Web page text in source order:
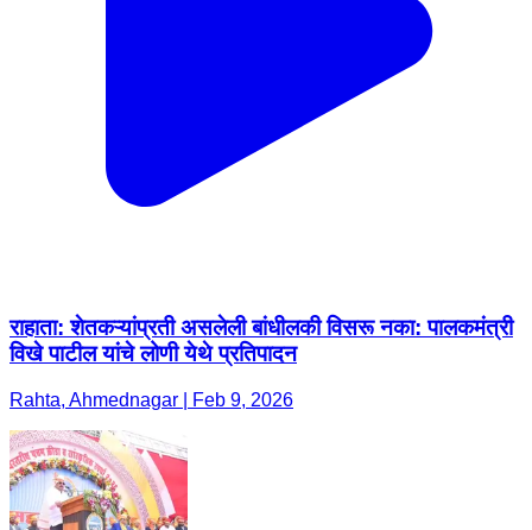
राहाता: शेतकऱ्यांप्रती असलेली बांधीलकी विसरू नका: पालकमंत्री
विखे पाटील यांचे लोणी येथे प्रतिपादन
Rahta, Ahmednagar | Feb 9, 2026